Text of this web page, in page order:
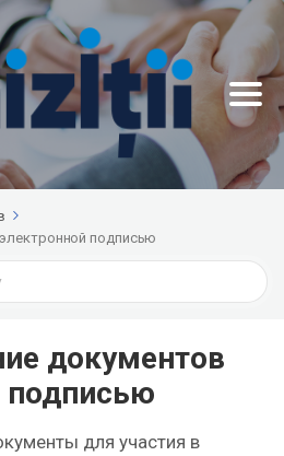
подписью
документов
подписью
для участия в